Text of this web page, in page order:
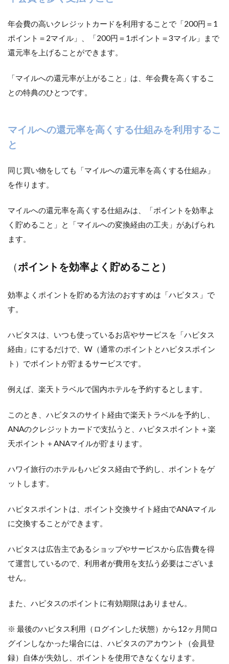
年会費の高いクレジットカードを利用することで「200円＝1
ポイント＝2マイル」、「200円＝1ポイント＝3マイル」まで
還元率を上げることができます。
「マイルへの還元率が上がること」は、年会費を高くするこ
との特典のひとつです。
マイルへの還元率を高くする仕組みを利用するこ
と
同じ買い物をしても「マイルへの還元率を高くする仕組み」
を作ります。
マイルへの還元率を高くする仕組みは、「ポイントを効率よ
く貯めること」と「マイルへの変換経由の工夫」があげられ
ます。
（ポイントを効率よく貯めること）
効率よくポイントを貯める方法のおすすめは「ハピタス」で
す。
ハピタスは、いつも使っているお店やサービスを「ハピタス
経由」にするだけで、W（通常のポイントとハピタスポイン
ト）でポイントが貯まるサービスです。
例えば、楽天トラベルで国内ホテルを予約するとします。
このとき、ハピタスのサイト経由で楽天トラベルを予約し、
ANAのクレジットカードで支払うと、ハピタスポイント＋楽
天ポイント＋ANAマイルが貯まります。
ハワイ旅行のホテルもハピタス経由で予約し、ポイントをゲ
ットします。
ハピタスポイントは、ポイント交換サイト経由でANAマイル
に交換することができます。
ハピタスは広告主であるショップやサービスから広告費を得
て運営しているので、利用者が費用を支払う必要はございま
せん。
また、ハピタスのポイントに有効期限はありません。
※ 最後のハピタス利用（ログインした状態）から12ヶ月間ロ
グインしなかった場合には、ハピタスのアカウント（会員登
録）自体が失効し、ポイントを使用できなくなります。